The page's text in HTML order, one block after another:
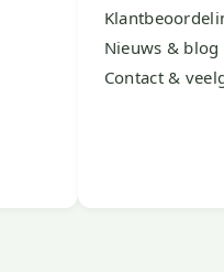
Nieuws & blog
Contact &